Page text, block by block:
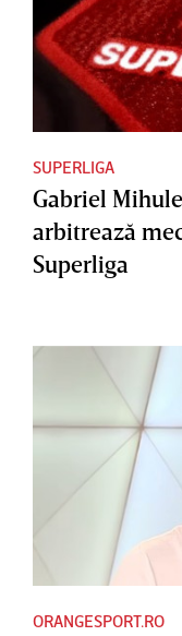
SUPERLIGA
Gabriel
arbitrează
Superliga
ORANGESPORT.RO